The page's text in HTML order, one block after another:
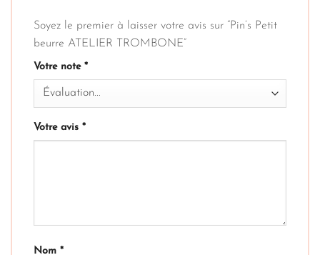
Soyez le premier à laisser votre avis sur “Pin’s Petit
beurre ATELIER TROMBONE”
Votre note *
Votre avis *
Nom *